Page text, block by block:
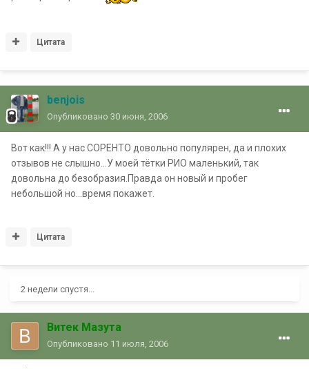
Цитата
benjois
Опубликовано 30 июня, 2006
Вот как!!! А у нас СОРЕНТО довольно популярен, да и плохих
отзывов не слышно...У моей тётки РИО маленький, так
довольна до безобразия.Правда он новый и пробег
небольшой но...время покажет.
Цитата
2 недели спустя...
Витек Мазута
Опубликовано 11 июля, 2006